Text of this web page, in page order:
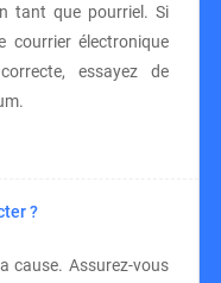
tant que pourriel. Si
courrier électronique
essayez de
?
cause. Assurez-vous